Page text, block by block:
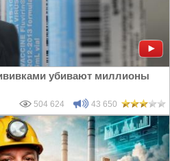
убивают миллионы
504 624 43 650